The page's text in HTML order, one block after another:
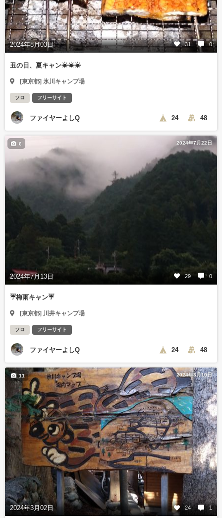
2024年8月03日 31 0
丑の日、夏キャン☀☀☀
[東京都] 氷川キャンプ場
ソロ フリーサイト
ファイヤーよしQ 24 48
2024年7月22日
2024年7月13日 29 0
6
☔梅雨キャン☔
[東京都] 川井キャンプ場
ソロ フリーサイト
ファイヤーよしQ 24 48
2024年3月10日
2024年3月02日 24 1
11